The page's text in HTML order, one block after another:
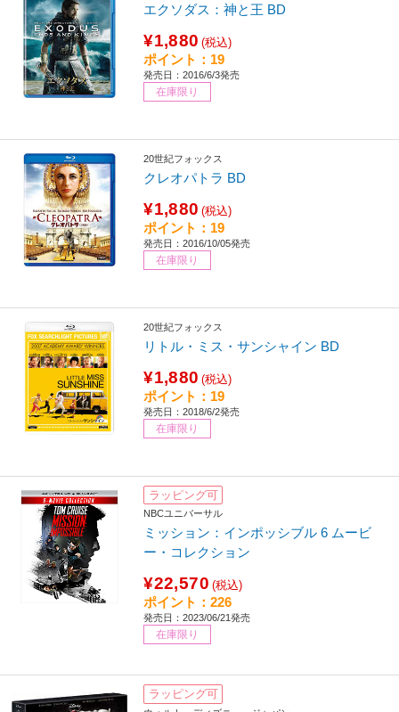
エクソダス：神と王 BD
¥1,880 (税込)
ポイント：19
発売日：2016/6/3発売
在庫限り
20世紀フォックス
クレオパトラ BD
¥1,880 (税込)
ポイント：19
発売日：2016/10/05発売
在庫限り
20世紀フォックス
リトル・ミス・サンシャイン BD
¥1,880 (税込)
ポイント：19
発売日：2018/6/2発売
在庫限り
ラッピング可
NBCユニバーサル
ミッション：インポッシブル 6 ムービ
ー・コレクション
¥22,570 (税込)
ポイント：226
発売日：2023/06/21発売
在庫限り
ラッピング可